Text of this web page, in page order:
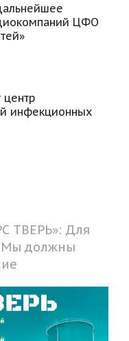
ЦФО
центр
инфекционных
ТВЕРЬ»: Для
Мы должны